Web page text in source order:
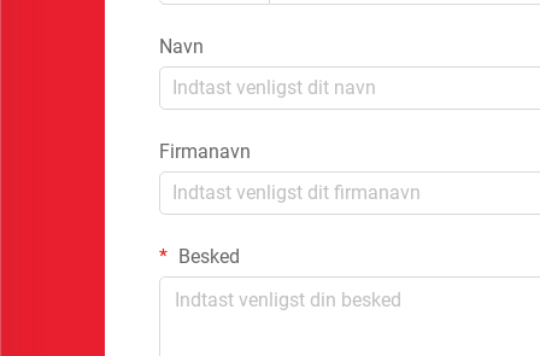
Navn
Firmanavn
Besked